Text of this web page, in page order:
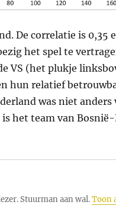
De correlatie is 0,35
het spel te
VS (het plukje
hun relatief
was niet
het team van
Stuurman aan wal.Toon